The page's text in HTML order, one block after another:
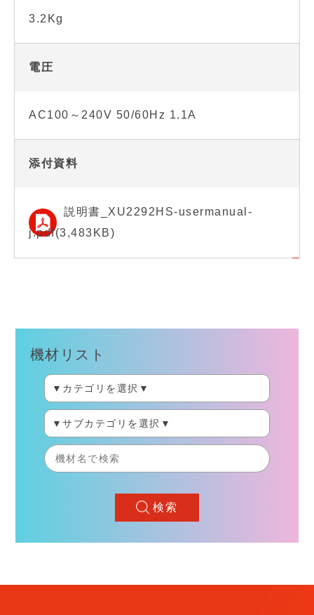
3.2Kg
電圧
AC100～240V 50/60Hz 1.1A
添付資料
説明書_XU2292HS-usermanual-
j.pdf(3,483KB)
機材リスト
検索